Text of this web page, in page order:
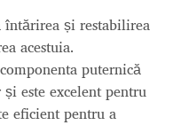
și restabilirea
acestuia.
puternică
este excelent pentru
eficient pentru a